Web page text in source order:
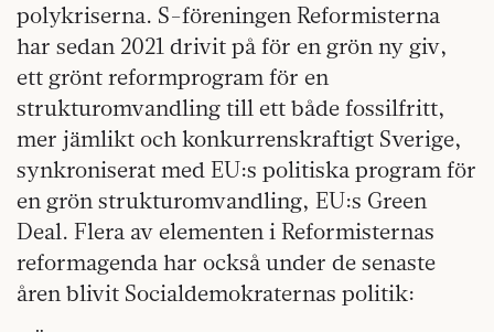
polykriserna. S-föreningen Reformisterna
har sedan 2021 drivit på för en grön ny giv,
ett grönt reformprogram för en
strukturomvandling till ett både fossilfritt,
mer jämlikt och konkurrenskraftigt Sverige,
synkroniserat med EU:s politiska program för
en grön strukturomvandling, EU:s Green
Deal. Flera av elementen i Reformisternas
reformagenda har också under de senaste
åren blivit Socialdemokraternas politik: